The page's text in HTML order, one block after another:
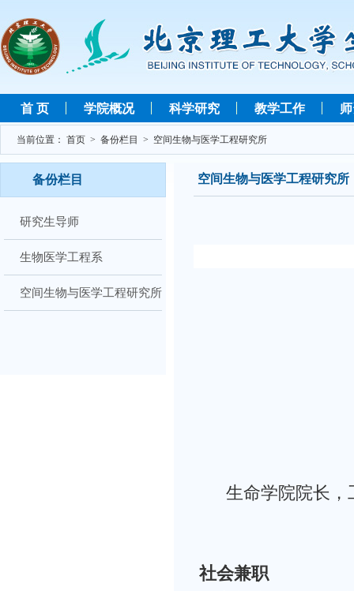
首 页 学院概况 科学研究 教学工作
当前位置： 首页 > 备份栏目 > 空间生物与医学工程研究所
备份栏目
研究生导师
生物医学工程系
空间生物与医学工程研究所
空间生物与医学工程研究所
生命学院院长，
社会兼职